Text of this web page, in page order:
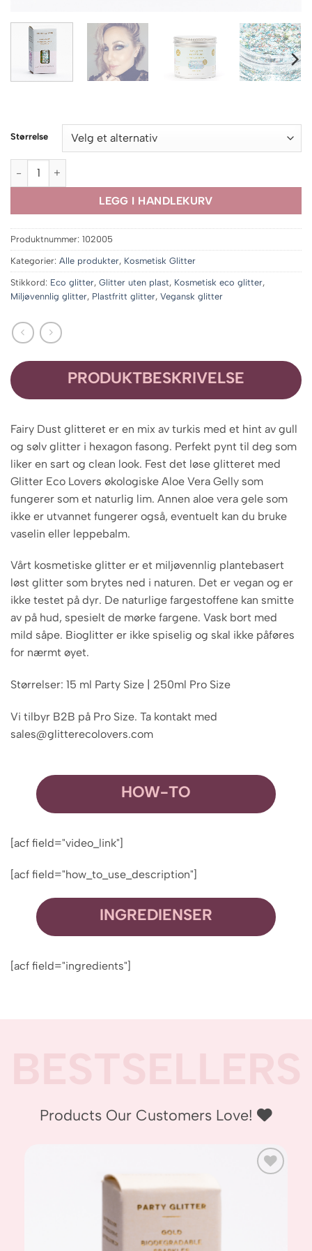
Størrelse
Fairy Dust Party Glitter antall
LEGG I HANDLEKURV
Produktnummer: 102005
Kategorier: Alle produkter, Kosmetisk Glitter
Stikkord: Eco glitter, Glitter uten plast, Kosmetisk eco glitter,
Miljøvennlig glitter, Plastfritt glitter, Vegansk glitter
PRODUKTBESKRIVELSE
Fairy Dust glitteret er en mix av turkis med et hint av gull
og sølv glitter i hexagon fasong. Perfekt pynt til deg som
liker en sart og clean look. Fest det løse glitteret med
Glitter Eco Lovers økologiske Aloe Vera Gelly som
fungerer som et naturlig lim. Annen aloe vera gele som
ikke er utvannet fungerer også, eventuelt kan du bruke
vaselin eller leppebalm.
Vårt kosmetiske glitter er et miljøvennlig plantebasert
løst glitter som brytes ned i naturen. Det er vegan og er
ikke testet på dyr. De naturlige fargestoffene kan smitte
av på hud, spesielt de mørke fargene. Vask bort med
mild såpe. Bioglitter er ikke spiselig og skal ikke påføres
for nærmt øyet.
Størrelser: 15 ml Party Size | 250ml Pro Size
Vi tilbyr B2B på Pro Size. Ta kontakt med
sales@glitterecolovers.com
HOW-TO
[acf field="video_link"]
[acf field="how_to_use_description"]
INGREDIENSER
[acf field="ingredients"]
Products Our Customers Love! ‪‪